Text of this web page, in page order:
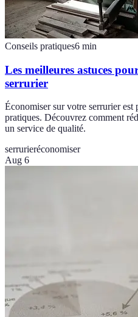
Conseils pratiques6 min
Les meilleures astuces
serrurier
Économiser sur votre serrurier est
pratiques. Découvrez comment
un service de qualité.
serrurieréconomiser
Aug 6